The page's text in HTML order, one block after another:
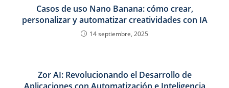
Casos de uso Nano Banana: cómo crear,
personalizar y automatizar creatividades con IA
14 septiembre, 2025
Zor AI: Revolucionando el Desarrollo de
Aplicaciones con Automatización e Inteligencia